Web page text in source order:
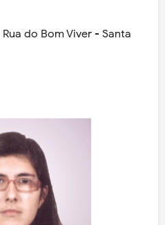
Rua do Bom Viver - Santa